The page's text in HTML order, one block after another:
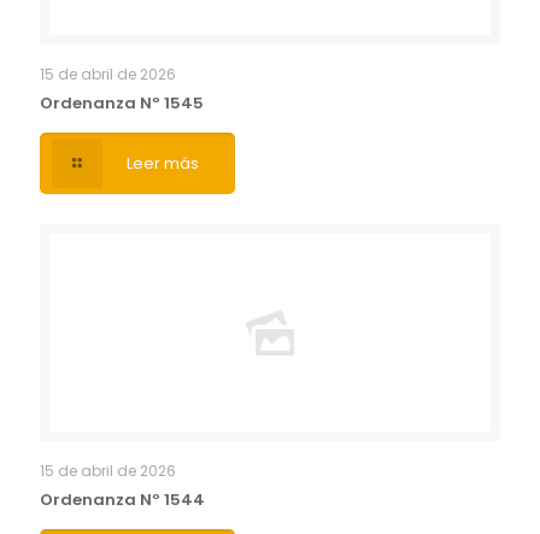
15 de abril de 2026
Ordenanza Nº 1545
Leer más
15 de abril de 2026
Ordenanza Nº 1544